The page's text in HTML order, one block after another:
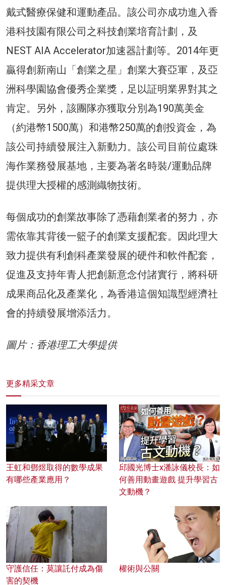
戴式醫療保健和運動產品。該公司亦成功進入香
港科技園有限公司之科技創業培育計劃，及
NEST AIA Accelerator加速器計劃等。2014年更
贏得創新南山「創業之星」創業大賽亞軍，及亞
洲科學園協會優秀企業獎，足以証明業界對其之
肯定。另外，該團隊亦獲取分別為190萬美金
（約港幣1500萬）和港幣250萬的創投資金，為
該公司持續發展注入新動力。該公司目前位處珠
海作業務發展基地，主要為著名時裝/運動品牌
提供理大授權的感測織物技術。
每個成功的創業故事除了憑藉創業者的努力，亦
需依靠其背後一籃子的創業支援配套。因此理大
致力提供有利創科產業發展的硬件和軟件配套，
促進及支持年青人把創新意念付諸實行，將科研
成果商品化及產業化，為香港這個知識型經濟社
會的持續發展增添活力。
圖片：香港理工大學提供
更多精采文章
王虹和鄧煜取得的數學成果
有哪些產業應用？
邱國光博士x潘詠儀校長：如
何善用動畫遊戲 提升學習古
文動機？
守護信任：莫讓託付成為傷
害的契機
權術與公關